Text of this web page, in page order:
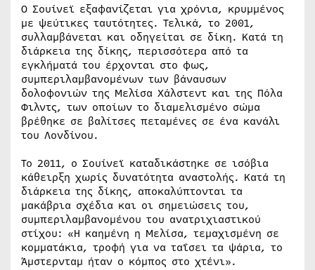
Ο Σουίνεϊ εξαφανίζεται για χρόνια, κρυμμένος
με ψεύτικες ταυτότητες. Τελικά, το 2001,
συλλαμβάνεται και οδηγείται σε δίκη. Κατά τη
διάρκεια της δίκης, περισσότερα από τα
εγκλήματά του έρχονται στο φως,
συμπεριλαμβανομένων των βάναυσων
δολοφονιών της Μελίσα Χάλστεντ και της Πόλα
Φιλντς, των οποίων το διαμελισμένο σώμα
βρέθηκε σε βαλίτσες πεταμένες σε ένα κανάλι
του Λονδίνου.
Το 2011, ο Σουίνεϊ καταδικάστηκε σε ισόβια
κάθειρξη χωρίς δυνατότητα αναστολής. Κατά τη
διάρκεια της δίκης, αποκαλύπτονται τα
μακάβρια σχέδια και οι σημειώσεις του,
συμπεριλαμβανομένου του ανατριχιαστικού
στίχου: «Η καημένη η Μελίσα, τεμαχισμένη σε
κομματάκια, τροφή για να ταΐσει τα ψάρια, το
Άμστερνταμ ήταν ο κόμπος στο χτένι».